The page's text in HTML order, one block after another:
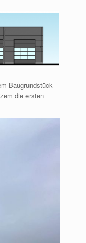
Baugrundstück
die ersten